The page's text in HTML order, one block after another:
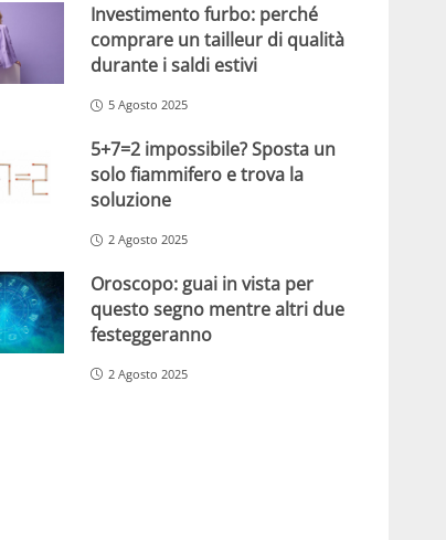
Investimento furbo: perché
comprare un tailleur di qualità
durante i saldi estivi
5 Agosto 2025
5+7=2 impossibile? Sposta un
solo fiammifero e trova la
soluzione
2 Agosto 2025
Oroscopo: guai in vista per
questo segno mentre altri due
festeggeranno
2 Agosto 2025